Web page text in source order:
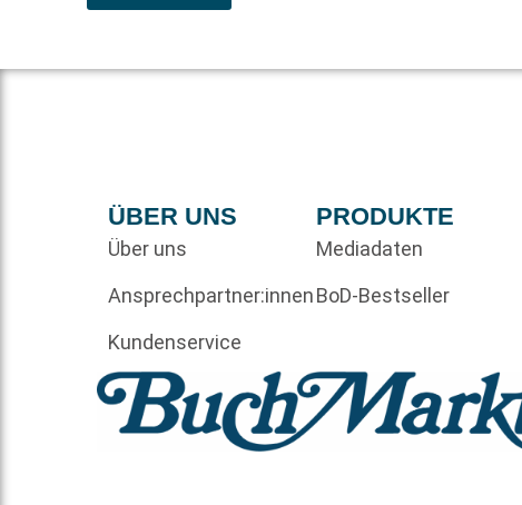
ÜBER UNS
Über uns
Ansprechpartner:innen
Kundenservice
PRODUKTE
Mediadaten
BoD-Bestseller